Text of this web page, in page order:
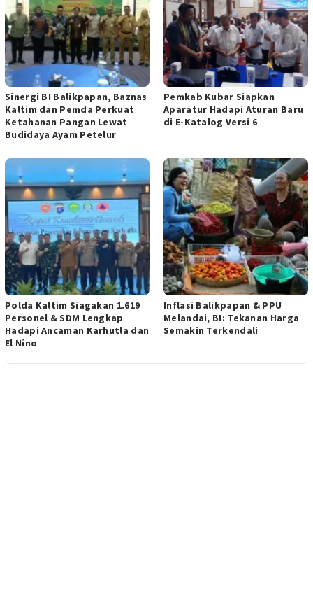
Sinergi BI Balikpapan, Baznas
Kaltim dan Pemda Perkuat
Ketahanan Pangan Lewat
Budidaya Ayam Petelur
Pemkab Kubar Siapkan
Aparatur Hadapi Aturan Baru
di E-Katalog Versi 6
Polda Kaltim Siagakan 1.619
Personel & SDM Lengkap
Hadapi Ancaman Karhutla dan
El Nino
Inflasi Balikpapan & PPU
Melandai, BI: Tekanan Harga
Semakin Terkendali